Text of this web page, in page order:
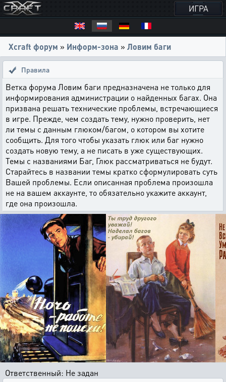
ИГРА
Xcraft форум » Информ-зона » Ловим баги
Правила
Ветка форума Ловим баги предназначена не только для
информирования администрации о найденных багах. Она
призвана решать технические проблемы, встречающиеся
в игре. Прежде, чем создать тему, нужно проверить, нет
ли темы с данным глюком/багом, о котором вы хотите
сообщить. Для того чтобы указать глюк или баг нужно
создать новую тему, а не писать в уже существующих.
Темы с названиями Баг, Глюк рассматриваться не будут.
Старайтесь в названии темы кратко сформулировать суть
Вашей проблемы. Если описанная проблема произошла
не на вашем аккаунте, то обязательно укажите аккаунт,
где она произошла.
Ответственный: Не задан